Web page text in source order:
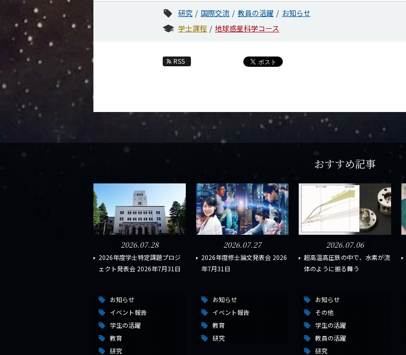
研究 国際交流 教員の活躍
お知らせ
学士課程
地球惑星科学コース
RSS
おすすめ記事
2026.07.28
2026年度学士特定課題プロジ
ェクト発表会 2026年7月31日
お知らせ
イベント報告
学生の活躍
教育
研究
2026.07.27
2026年度修士論文発表会 2026
年7月31日
お知らせ
イベント報告
教育
研究
2026.07.06
超高温高圧鉄の中で、水素が流
体のように振る舞う
お知らせ
その他
学生の活躍
教員の活躍
研究